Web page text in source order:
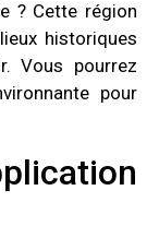
? Cette région
historiques
Vous pourrez
pour